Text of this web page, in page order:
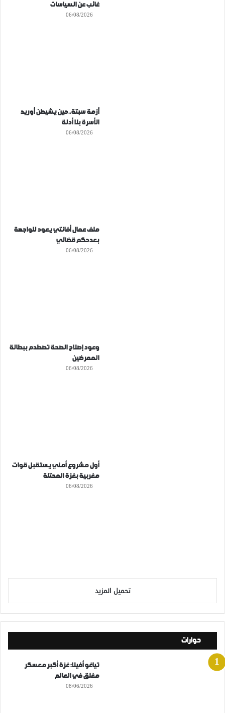
غائب عن السياسات
06/08/2026
أزمة سبتة..حين يشيطن أوريد
الأسرة بلا أدلة
06/08/2026
ملف عمال أفانتي يعود للواجهة
بعدحكم قضائي
06/08/2026
وعود إصلاح الصحة تصطدم ببطالة
الممرضين
06/08/2026
أول مشروع أمني يستقبل قوات
مغربية بغزة المحتلة
06/08/2026
تحميل المزيد
حوارات
تياغو أفيلا: غزة أكبر معسكر
مغلق في العالم
08/06/2026